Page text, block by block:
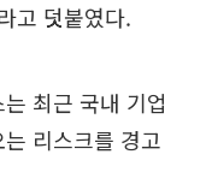
고 덧붙였다.
최근 국내 기업
리스크를 경고